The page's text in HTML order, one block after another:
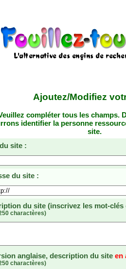
Ajoutez/Modifiez
compléter tous les champs.
identifier la personne
site.
site :
du site :
du site (inscrivez les mot-
charactères)
anglaise, description du site en
charactères)